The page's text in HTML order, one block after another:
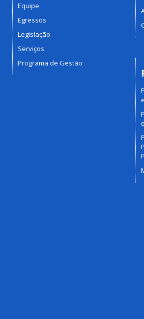
Equipe
Egressos
Legislação
Serviços
Programa de Gestão